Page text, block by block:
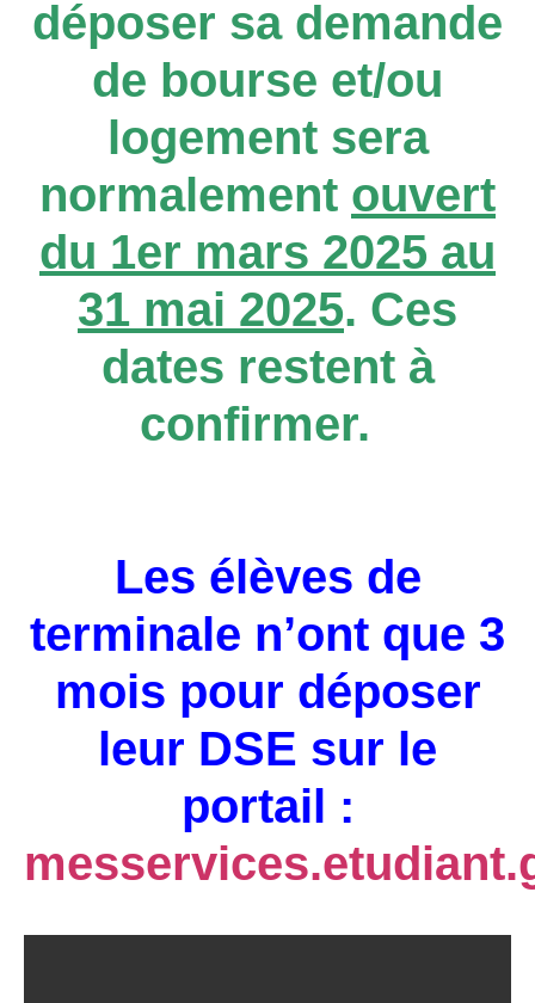
déposer sa demande
de bourse et/ou
logement sera
normalement ouvert
du 1er mars 2025 au
31 mai 2025. Ces
dates restent à
confirmer.
Les élèves de
terminale n’ont que 3
mois pour déposer
leur DSE sur le
portail :